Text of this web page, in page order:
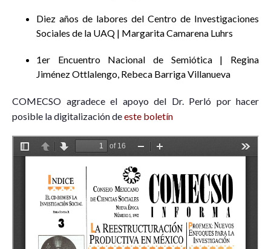
Diez años de labores del Centro de Investigaciones
Sociales de la UAQ | Margarita Camarena Luhrs
1er Encuentro Nacional de Semiótica | Regina
Jiménez Ottlalengo, Rebeca Barriga Villanueva
COMECSO agradece el apoyo del Dr. Perló por hacer
posible la digitalización deeste boletín